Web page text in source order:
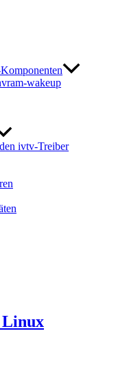
wakeup
ivtv-Treiber
Linux